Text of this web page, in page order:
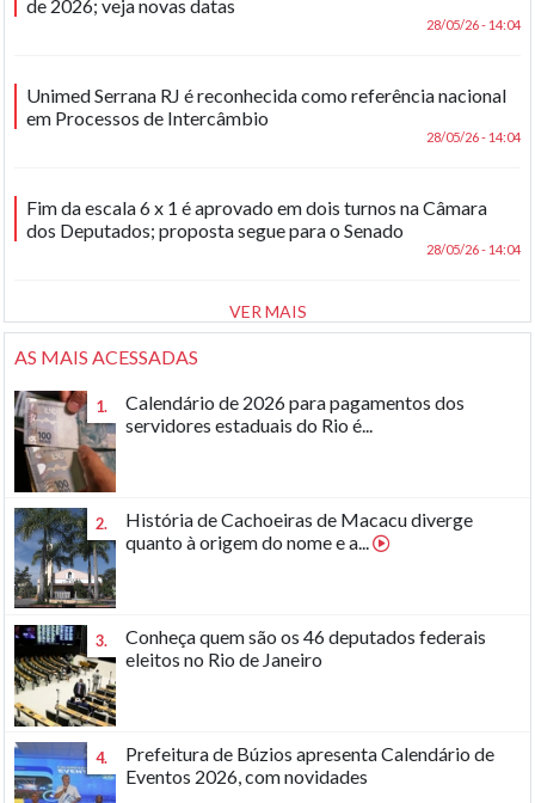
de 2026; veja novas datas
28/05/26 - 14:04
Unimed Serrana RJ é reconhecida como referência nacional
em Processos de Intercâmbio
28/05/26 - 14:04
Fim da escala 6 x 1 é aprovado em dois turnos na Câmara
dos Deputados; proposta segue para o Senado
28/05/26 - 14:04
VER MAIS
AS MAIS ACESSADAS
1.
Calendário de 2026 para pagamentos dos
servidores estaduais do Rio é...
2.
História de Cachoeiras de Macacu diverge
quanto à origem do nome e a...
3.
Conheça quem são os 46 deputados federais
eleitos no Rio de Janeiro
4.
Prefeitura de Búzios apresenta Calendário de
Eventos 2026, com novidades